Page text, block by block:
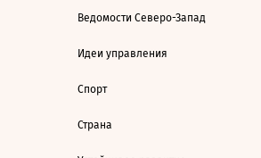
Ведомости Северо-Запад
Идеи управления
Спорт
Страна